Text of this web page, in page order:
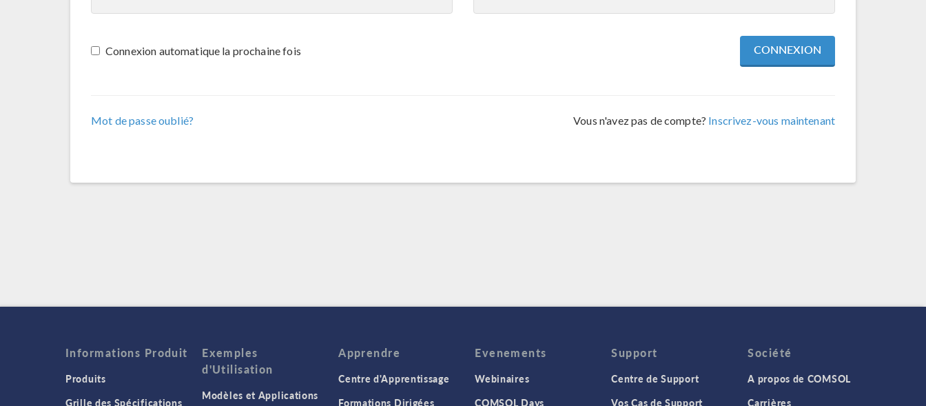
Connexion automatique la prochaine fois
Mot de passe oublié? Vous n'avez pas de compte? Inscrivez-vous maintenant
Informations Produit
Produits
Grille des Spécifications
Exemples
d'Utilisation
Modèles et Applications
Apprendre
Centre d'Apprentissage
Formations Dirigées
Evenements
Webinaires
COMSOL Days
Support
Centre de Support
Vos Cas de Support
Société
A propos de COMSOL
Carrières